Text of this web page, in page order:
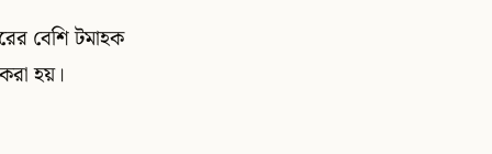
বেশি টমাহক
হয়।